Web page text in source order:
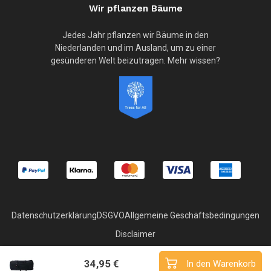
34,95 € In den Warenkorb
Wir pflanzen Bäume
Jedes Jahr pflanzen wir Bäume in den
Niederlanden und im Ausland, um zu einer
gesünderen Welt beizutragen. Mehr wissen?
DatenschutzerklärungDSGVOAllgemeine Geschäftsbedingungen
Disclaimer
© Copyright 2026 Superyoga